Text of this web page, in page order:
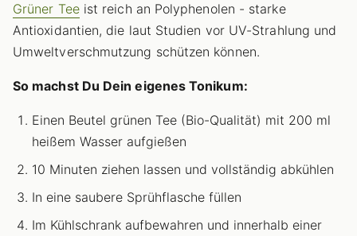
Grüner Teeist reich an Polyphenolen - starke
Antioxidantien, die laut Studien vor UV-Strahlung und
Umweltverschmutzung schützen können.
So machst Du Dein eigenes Tonikum:
Einen Beutel grünen Tee (Bio-Qualität) mit 200 ml
heißem Wasser aufgießen
10 Minuten ziehen lassen und vollständig abkühlen
In eine saubere Sprühflasche füllen
Im Kühlschrank aufbewahren und innerhalb einer